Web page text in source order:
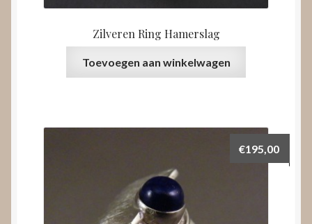
Zilveren Ring Hamerslag
Toevoegen aan winkelwagen
€195,00